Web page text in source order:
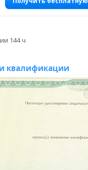
144 ч
квалификации